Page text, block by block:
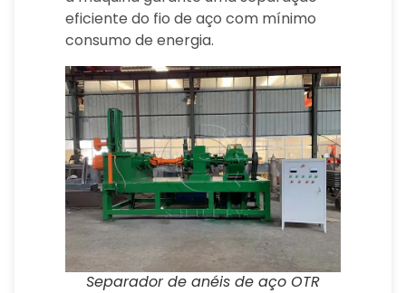
eficiente do fio de aço com mínimo
consumo de energia.
Separador de anéis de aço OTR